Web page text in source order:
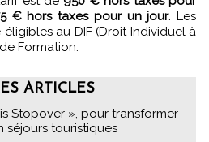
€ hors taxes pour un jour. Les
au DIF (Droit Individuel à
Formation.
ARTICLES
Stopover », pour transformer
séjours touristiques